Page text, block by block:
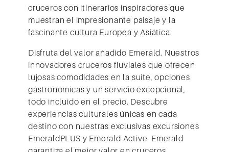
cruceros con itinerarios inspiradores que
muestran el impresionante paisaje y la
fascinante cultura Europea y Asiática.
Disfruta del valor añadido Emerald. Nuestros
innovadores cruceros fluviales que ofrecen
lujosas comodidades en la suite, opciones
gastronómicas y un servicio excepcional,
todo incluido en el precio. Descubre
experiencias culturales únicas en cada
destino con nuestras exclusivas excursiones
EmeraldPLUS y Emerald Active. Emerald